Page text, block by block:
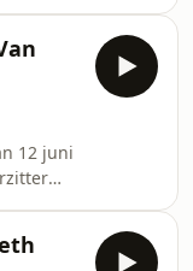
over
de
12 juni